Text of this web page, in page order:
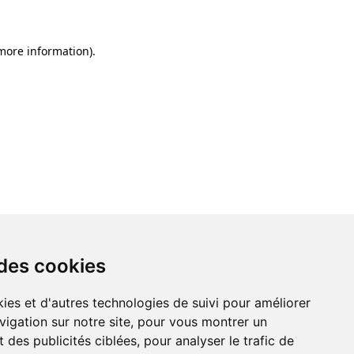
cookies
et d'autres technologies de suivi pour améliorer
sur notre site, pour vous montrer un
des publicités ciblées, pour analyser le trafic de
information).